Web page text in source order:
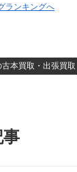
ランキングへ
古本買取・出張買取
事